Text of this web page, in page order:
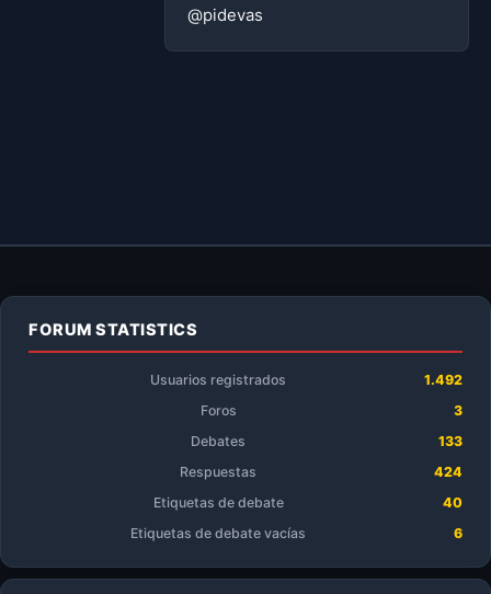
@pidevas
FORUM STATISTICS
Usuarios registrados
1.492
Foros
3
Debates
133
Respuestas
424
Etiquetas de debate
40
Etiquetas de debate vacías
6